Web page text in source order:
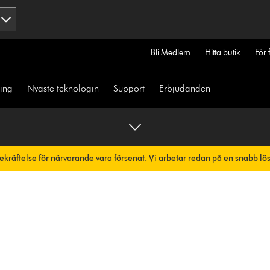
Bli Medlem Hitta butik För
Nyaste teknologin Support Erbjudanden
för närvarande vara försenat. Vi arbetar redan på en snabb